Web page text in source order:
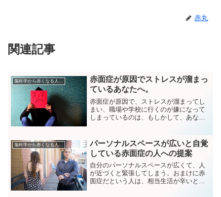
赤丸
関連記事
脳科学から赤くなる人を分析
赤面症が原因でストレスが溜まっ
ているあなたへ。
赤面症が原因で、ストレスが溜まってし
まい、職場や学校に行くのが嫌になって
しまっているのは、もしかして、あなた
人とコミュニケーションしたあとで、い
つもモヤモヤした精神状態...
脳科学から赤くなる人を分析
パーソナルスペースが広いと自覚
している赤面症の人への提案
自分のパーソナルスペースが広くて、人
が近づくと緊張してしまう。おまけに赤
面症だという人は、相当生活が辛いと思